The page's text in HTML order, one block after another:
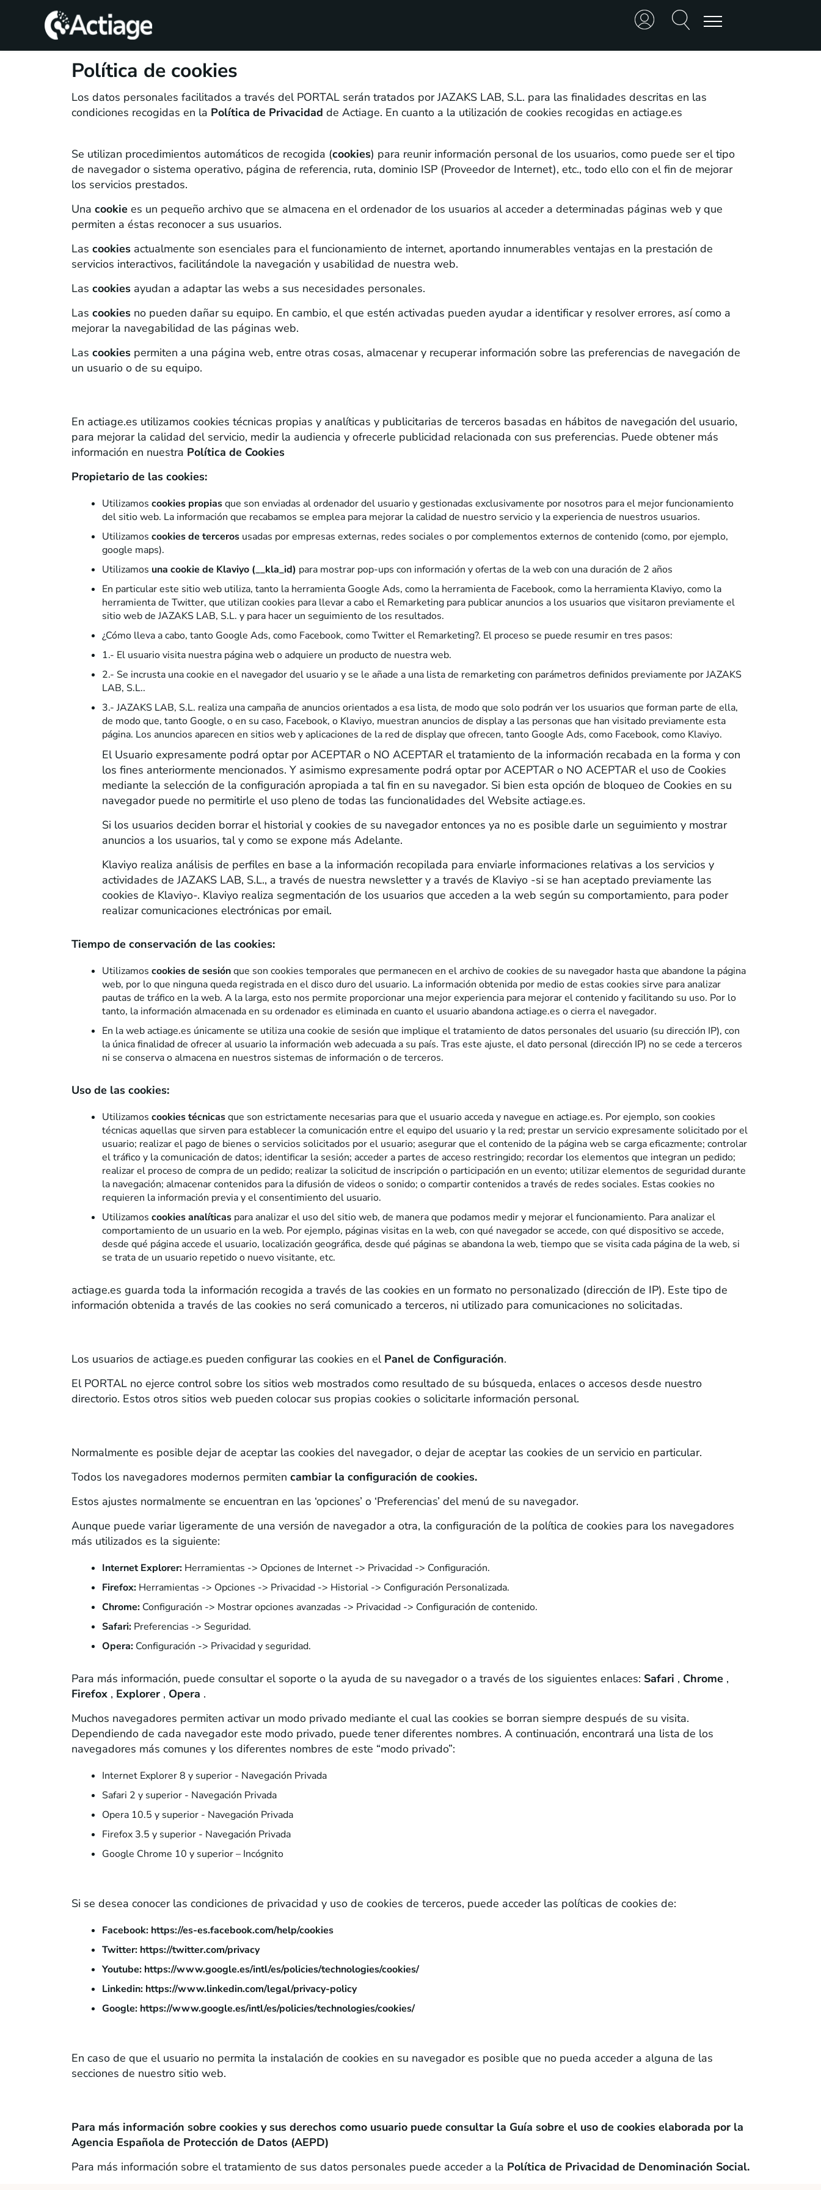
Política de cookies
Los datos personales facilitados a través del PORTAL serán tratados por JAZAKS LAB, S.L. para las finalidades descritas en las
condiciones recogidas en la Política de Privacidad de Actiage. En cuanto a la utilización de cookies recogidas en actiage.es
Se utilizan procedimientos automáticos de recogida (cookies) para reunir información personal de los usuarios, como puede ser el tipo
de navegador o sistema operativo, página de referencia, ruta, dominio ISP (Proveedor de Internet), etc., todo ello con el fin de mejorar
los servicios prestados.
Una cookie es un pequeño archivo que se almacena en el ordenador de los usuarios al acceder a determinadas páginas web y que
permiten a éstas reconocer a sus usuarios.
Las cookies actualmente son esenciales para el funcionamiento de internet, aportando innumerables ventajas en la prestación de
servicios interactivos, facilitándole la navegación y usabilidad de nuestra web.
Las cookies ayudan a adaptar las webs a sus necesidades personales.
Las cookies no pueden dañar su equipo. En cambio, el que estén activadas pueden ayudar a identificar y resolver errores, así como a
mejorar la navegabilidad de las páginas web.
Las cookies permiten a una página web, entre otras cosas, almacenar y recuperar información sobre las preferencias de navegación de
un usuario o de su equipo.
En actiage.es utilizamos cookies técnicas propias y analíticas y publicitarias de terceros basadas en hábitos de navegación del usuario,
para mejorar la calidad del servicio, medir la audiencia y ofrecerle publicidad relacionada con sus preferencias. Puede obtener más
información en nuestra Política de Cookies
Propietario de las cookies:
Utilizamos cookies propiasque son enviadas al ordenador del usuario y gestionadas exclusivamente por nosotros para el mejor funcionamiento
del sitio web. La información que recabamos se emplea para mejorar la calidad de nuestro servicio y la experiencia de nuestros usuarios.
Utilizamos cookies de terceros usadas por empresas externas, redes sociales o por complementos externos de contenido (como, por ejemplo,
google maps).
Utilizamos una cookie de Klaviyo (__kla_id) para mostrar pop-ups con información y ofertas de la web con una duración de 2 años
En particular este sitio web utiliza, tanto la herramienta Google Ads, como la herramienta de Facebook, como la herramienta Klaviyo, como la
herramienta de Twitter, que utilizan cookies para llevar a cabo el Remarketing para publicar anuncios a los usuarios que visitaron previamente el
sitio web de JAZAKS LAB, S.L. y para hacer un seguimiento de los resultados.
¿Cómo lleva a cabo, tanto Google Ads, como Facebook, como Twitter el Remarketing?. El proceso se puede resumir en tres pasos:
1.- El usuario visita nuestra página web o adquiere un producto de nuestra web.
2.- Se incrusta una cookie en el navegador del usuario y se le añade a una lista de remarketing con parámetros definidos previamente por JAZAKS
LAB, S.L..
3.- JAZAKS LAB, S.L. realiza una campaña de anuncios orientados a esa lista, de modo que solo podrán ver los usuarios que forman parte de ella,
de modo que, tanto Google, o en su caso, Facebook, o Klaviyo, muestran anuncios de display a las personas que han visitado previamente esta
página. Los anuncios aparecen en sitios web y aplicaciones de la red de display que ofrecen, tanto Google Ads, como Facebook, como Klaviyo.
El Usuario expresamente podrá optar por ACEPTAR o NO ACEPTAR el tratamiento de la información recabada en la forma y con
los fines anteriormente mencionados. Y asimismo expresamente podrá optar por ACEPTAR o NO ACEPTAR el uso de Cookies
mediante la selección de la configuración apropiada a tal fin en su navegador. Si bien esta opción de bloqueo de Cookies en su
navegador puede no permitirle el uso pleno de todas las funcionalidades del Website actiage.es.
Si los usuarios deciden borrar el historial y cookies de su navegador entonces ya no es posible darle un seguimiento y mostrar
anuncios a los usuarios, tal y como se expone más Adelante.
Klaviyo realiza análisis de perfiles en base a la información recopilada para enviarle informaciones relativas a los servicios y
actividades de JAZAKS LAB, S.L., a través de nuestra newsletter y a través de Klaviyo -si se han aceptado previamente las
cookies de Klaviyo-. Klaviyo realiza segmentación de los usuarios que acceden a la web según su comportamiento, para poder
realizar comunicaciones electrónicas por email.
Tiempo de conservación de las cookies:
Utilizamos cookies de sesiónque son cookies temporales que permanecen en el archivo de cookies de su navegador hasta que abandone la página
web, por lo que ninguna queda registrada en el disco duro del usuario. La información obtenida por medio de estas cookies sirve para analizar
pautas de tráfico en la web. A la larga, esto nos permite proporcionar una mejor experiencia para mejorar el contenido y facilitando su uso. Por lo
tanto, la información almacenada en su ordenador es eliminada en cuanto el usuario abandona actiage.es o cierra el navegador.
En la web actiage.es únicamente se utiliza una cookie de sesión que implique el tratamiento de datos personales del usuario (su dirección IP), con
la única finalidad de ofrecer al usuario la información web adecuada a su país. Tras este ajuste, el dato personal (dirección IP) no se cede a terceros
ni se conserva o almacena en nuestros sistemas de información o de terceros.
Uso de las cookies:
Utilizamos cookies técnicasque son estrictamente necesarias para que el usuario acceda y navegue en actiage.es. Por ejemplo, son cookies
técnicas aquellas que sirven para establecer la comunicación entre el equipo del usuario y la red; prestar un servicio expresamente solicitado por el
usuario; realizar el pago de bienes o servicios solicitados por el usuario; asegurar que el contenido de la página web se carga eficazmente; controlar
el tráfico y la comunicación de datos; identificar la sesión; acceder a partes de acceso restringido; recordar los elementos que integran un pedido;
realizar el proceso de compra de un pedido; realizar la solicitud de inscripción o participación en un evento; utilizar elementos de seguridad durante
la navegación; almacenar contenidos para la difusión de videos o sonido; o compartir contenidos a través de redes sociales. Estas cookies no
requieren la información previa y el consentimiento del usuario.
Utilizamos cookies analíticas para analizar el uso del sitio web, de manera que podamos medir y mejorar el funcionamiento. Para analizar el
comportamiento de un usuario en la web. Por ejemplo, páginas visitas en la web, con qué navegador se accede, con qué dispositivo se accede,
desde qué página accede el usuario, localización geográfica, desde qué páginas se abandona la web, tiempo que se visita cada página de la web, si
se trata de un usuario repetido o nuevo visitante, etc.
actiage.es guarda toda la información recogida a través de las cookies en un formato no personalizado (dirección de IP). Este tipo de
información obtenida a través de las cookies no será comunicado a terceros, ni utilizado para comunicaciones no solicitadas.
Los usuarios de actiage.es pueden configurar las cookies en el Panel de Configuración.
El PORTAL no ejerce control sobre los sitios web mostrados como resultado de su búsqueda, enlaces o accesos desde nuestro
directorio. Estos otros sitios web pueden colocar sus propias cookies o solicitarle información personal.
Normalmente es posible dejar de aceptar las cookies del navegador, o dejar de aceptar las cookies de un servicio en particular.
Todos los navegadores modernos permiten cambiar la configuración de cookies.
Estos ajustes normalmente se encuentran en las ‘opciones’ o ‘Preferencias’ del menú de su navegador.
Aunque puede variar ligeramente de una versión de navegador a otra, la configuración de la política de cookies para los navegadores
más utilizados es la siguiente:
Internet Explorer: Herramientas -> Opciones de Internet -> Privacidad -> Configuración.
Firefox: Herramientas -> Opciones -> Privacidad -> Historial -> Configuración Personalizada.
Chrome: Configuración -> Mostrar opciones avanzadas -> Privacidad -> Configuración de contenido.
Safari: Preferencias -> Seguridad.
Opera: Configuración -> Privacidad y seguridad.
Para más información, puede consultar el soporte o la ayuda de su navegador o a través de los siguientes enlaces: Safari , Chrome ,
Firefox , Explorer , Opera .
Muchos navegadores permiten activar un modo privado mediante el cual las cookies se borran siempre después de su visita.
Dependiendo de cada navegador este modo privado, puede tener diferentes nombres. A continuación, encontrará una lista de los
navegadores más comunes y los diferentes nombres de este “modo privado”:
Internet Explorer 8 y superior - Navegación Privada
Safari 2 y superior - Navegación Privada
Opera 10.5 y superior - Navegación Privada
Firefox 3.5 y superior - Navegación Privada
Google Chrome 10 y superior – Incógnito
Si se desea conocer las condiciones de privacidad y uso de cookies de terceros, puede acceder las políticas de cookies de:
Facebook: https://es-es.facebook.com/help/cookies
Twitter: https://twitter.com/privacy
Youtube: https://www.google.es/intl/es/policies/technologies/cookies/
Linkedin: https://www.linkedin.com/legal/privacy-policy
Google: https://www.google.es/intl/es/policies/technologies/cookies/
En caso de que el usuario no permita la instalación de cookies en su navegador es posible que no pueda acceder a alguna de las
secciones de nuestro sitio web.
Para más información sobre cookies y sus derechos como usuario puede consultar la Guía sobre el uso de cookies elaborada por la
Agencia Española de Protección de Datos (AEPD)
Para más información sobre el tratamiento de sus datos personales puede acceder a la Política de Privacidad de Denominación Social.